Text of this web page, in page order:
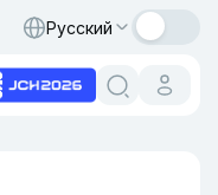
Русский